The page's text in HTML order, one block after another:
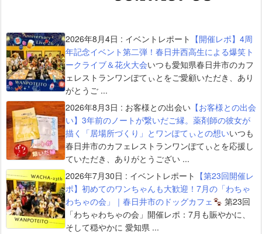
2026年8月4日 : イベントレポート 【開催レポ】4周
年記念イベント第二弾！春日井西高生による爆笑ト
ークライブ＆花火大会いつも愛知県春日井市のカフ
ェレストランワンぽてぃとをご愛顧いただき、あり
がとうご ...
2026年8月3日 : お客様との出会い 【お客様との出会
い】3年前のノートが繋いだご縁。薬剤師の彼女が
描く「居場所づくり」とワンぽてぃとの想いいつも
春日井市のカフェレストランワンぽてぃとを応援し
ていただき、ありがとうござい ...
2026年7月30日 : イベントレポート 【第23回開催レ
ポ】初めてのワンちゃんも大歓迎！7月の「わちゃ
わちゃの会」｜春日井市のドッグカフェ
第23回
「わちゃわちゃの会」開催レポ：7月も賑やかに、
そして穏やかに 愛知県 ...